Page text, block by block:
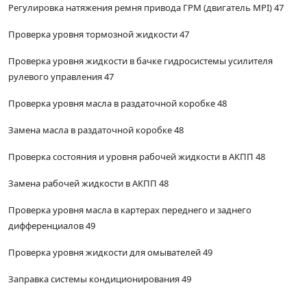
Регулировка натяжения ремня привода ГРМ (двигатель MPI) 47
Проверка уровня тормозной жидкости 47
Проверка уровня жидкости в бачке гидросистемы усилителя
рулевого управления 47
Проверка уровня масла в раздаточной коробке 48
Замена масла в раздаточной коробке 48
Проверка состояния и уровня рабочей жидкости в АКПП 48
Замена рабочей жидкости в АКПП 48
Проверка уровня масла в картерах переднего и заднего
дифференциалов 49
Проверка уровня жидкости для омывателей 49
Заправка системы кондиционирования 49